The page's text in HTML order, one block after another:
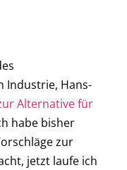
Industrie, Hans-
Alternative für
habe bisher
zur
jetzt laufe ich